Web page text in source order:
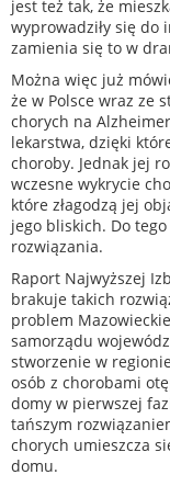
jest też tak, że
wyprowadziły się do
zamienia się to w
Można więc już
że w Polsce wraz ze
chorych na
lekarstwa, dzięki
choroby. Jednak jej
wczesne wykrycie
które złagodzą jej
jego bliskich. Do
rozwiązania.
Raport Najwyższej
brakuje takich
problem
samorządu
stworzenie w
osób z chorobami
domy w pierwszej
tańszym
chorych umieszcza
domu.